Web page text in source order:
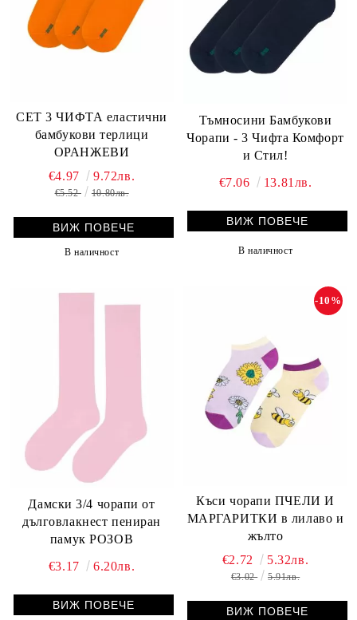
СЕТ 3 ЧИФТА еластични
бамбукови терлици
ОРАНЖЕВИ
€4.97 9.72лв.
€5.52 10.80лв.
ВИЖ ПОВЕЧЕ
В наличност
Тъмносини Бамбукови
Чорапи - 3 Чифта Комфорт
и Стил!
€7.06
13.81лв.
ВИЖ ПОВЕЧЕ
В наличност
Дамски 3/4 чорапи от
дълговлакнест пениран
памук РОЗОВ
€3.17
6.20лв.
ВИЖ ПОВЕЧЕ
Къси чорапи ПЧЕЛИ И
МАРГАРИТКИ в лилаво и
жълто
-10%
€2.72 5.32лв.
€3.02 5.91лв.
ВИЖ ПОВЕЧЕ